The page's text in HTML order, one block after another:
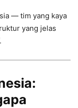
— tim yang kaya
yang jelas